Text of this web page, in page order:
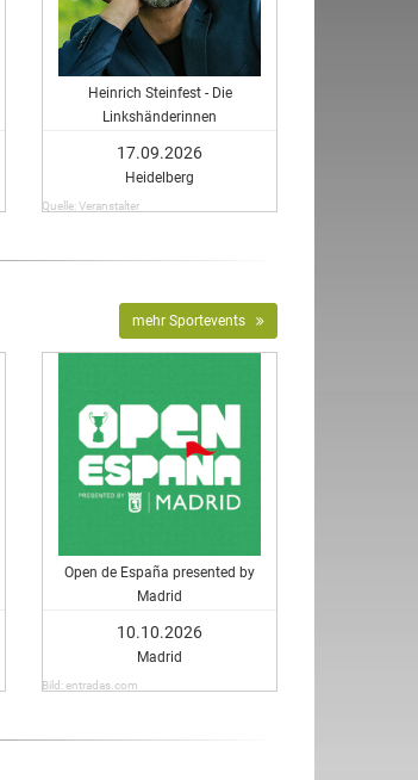
Heinrich Steinfest - Die
Linkshänderinnen
17.09.2026
Heidelberg
Quelle: Veranstalter
mehr Sportevents
Open de España presented by
Madrid
10.10.2026
Madrid
Bild: entradas.com